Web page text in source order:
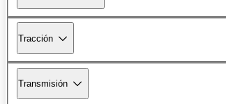
Tracción
Transmisión